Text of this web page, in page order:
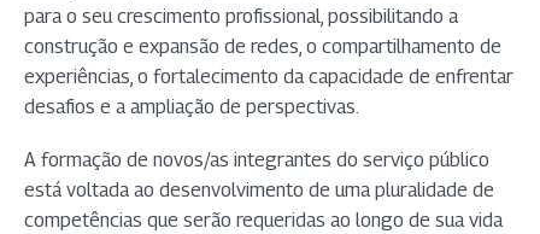
para o seu crescimento profissional, possibilitando a
construção e expansão de redes, o compartilhamento de
experiências, o fortalecimento da capacidade de enfrentar
desafios e a ampliação de perspectivas.
A formação de novos/as integrantes do serviço público
está voltada ao desenvolvimento de uma pluralidade de
competências que serão requeridas ao longo de sua vida